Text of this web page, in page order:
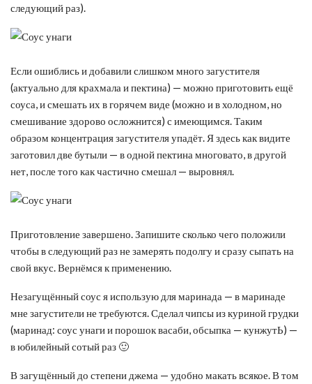
следующий раз).
Если ошиблись и добавили слишком много загустителя
(актуально для крахмала и пектина) — можно приготовить ещё
соуса, и смешать их в горячем виде (можно и в холодном, но
смешивание здорово осложнится) с имеющимся. Таким
образом концентрация загустителя упадёт. Я здесь как видите
заготовил две бутыли — в одной пектина многовато, в другой
нет, после того как частично смешал — выровнял.
Приготовление завершено. Запишите сколько чего положили
чтобы в следующий раз не замерять подолгу и сразу сыпать на
свой вкус. Вернёмся к применению.
Незагущённый соус я использую для маринада — в маринаде
мне загустители не требуются. Сделал чипсы из куриной грудки
(маринад: соус унаги и порошок васаби, обсыпка — кунжутЬ) —
в юбилейный сотый раз 🙂
В загущённый до степени джема — удобно макать всякое. В том